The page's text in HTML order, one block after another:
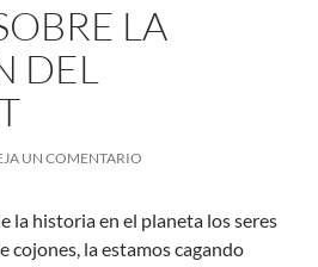
LA
DEL
UN COMENTARIO
la historia en el planeta los seres
cojones, la estamos cagando